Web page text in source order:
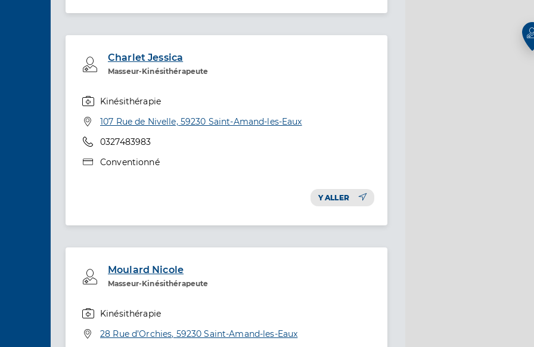
Charlet Jessica
Masseur-Kinésithérapeute
Professionel de santé
Kinésithérapie
Adresse
107 Rue de Nivelle, 59230 Saint-Amand-les-Eaux
Téléphone
0327483983
Type de convention
Conventionné
Y ALLER
Moulard Nicole
Masseur-Kinésithérapeute
Professionel de santé
Kinésithérapie
Adresse
28 Rue d’Orchies, 59230 Saint-Amand-les-Eaux